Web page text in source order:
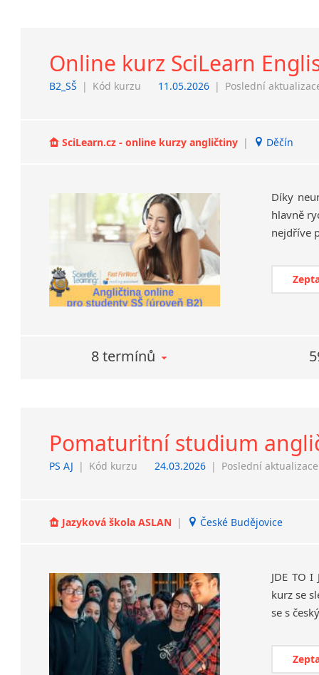
Online kurz SciLearn
B2_SŠ | Kód kurzu 11.05.2026 | Poslední
SciLearn.cz - online kurzy angličtiny | Děčín
Díky
hlavně
8 termínů
Pomaturitní studium
PS AJ | Kód kurzu 24.03.2026 | Poslední aktualizace
Jazyková škola ASLAN | České Budějovice
JDE TO
kurz se